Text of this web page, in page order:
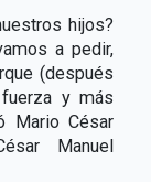
hijos?
a pedir,
(después
y más
Mario César
Manuel